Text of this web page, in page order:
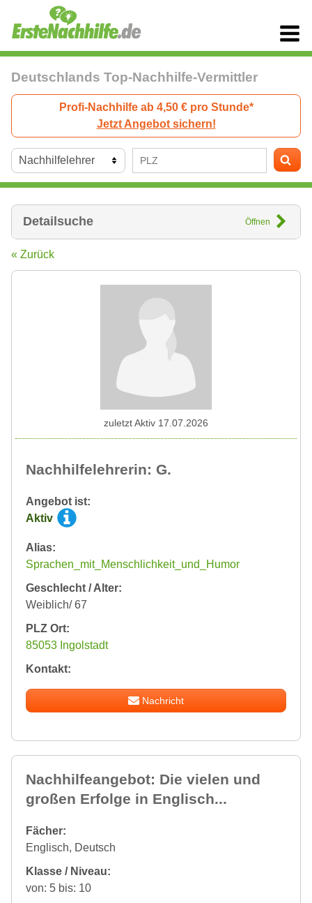
Deutschlands Top-Nachhilfe-Vermittler
Profi-Nachhilfe ab 4,50 € pro Stunde*
Jetzt Angebot sichern!
Detailsuche Öffnen
« Zurück
Nachhilfelehrerin: G.
Angebot ist:
Aktiv
Alias:
Sprachen_mit_Menschlichkeit_und_Humor
Geschlecht / Alter:
Weiblich/ 67
PLZ Ort:
85053 Ingolstadt
Kontakt:
Nachricht
zuletzt Aktiv 17.07.2026
Nachhilfeangebot: Die vielen und
großen Erfolge in Englisch...
Fächer:
Englisch, Deutsch
Klasse / Niveau:
von: 5 bis: 10